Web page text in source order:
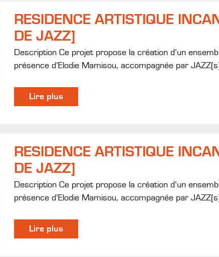
RESIDENCE ARTISTIQUE
DE JAZZ]
Description Ce projet propose la création d’un
présence d’Elodie Mamisou, accompagnée par
Lire plus
RESIDENCE ARTISTIQUE
DE JAZZ]
Description Ce projet propose la création d’un
présence d’Elodie Mamisou, accompagnée par
Lire plus